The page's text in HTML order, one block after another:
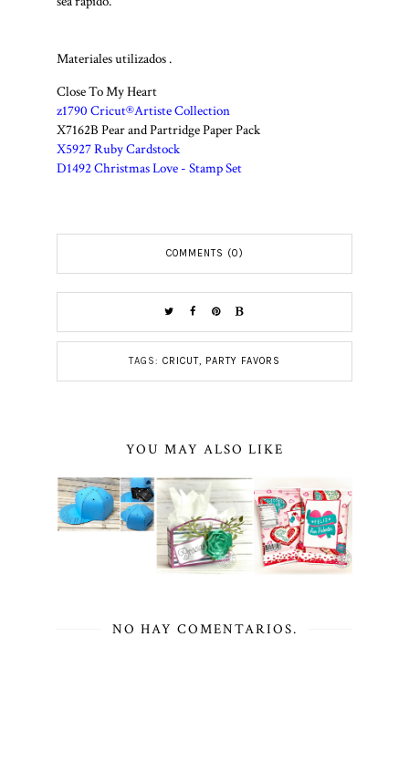
Materiales utilizados .
Close To My Heart
z1790 Cricut®Artiste Collection
X7162B Pear and Partridge Paper Pack
X5927 Ruby Cardstock
D1492 Christmas Love - Stamp Set
COMMENTS (0)
TAGS: CRICUT, PARTY FAVORS
YOU MAY ALSO LIKE
NO HAY COMENTARIOS.